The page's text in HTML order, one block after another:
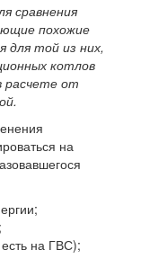
сравнения
похожие
той из них,
котлов
расчете от
на
на ГВС);